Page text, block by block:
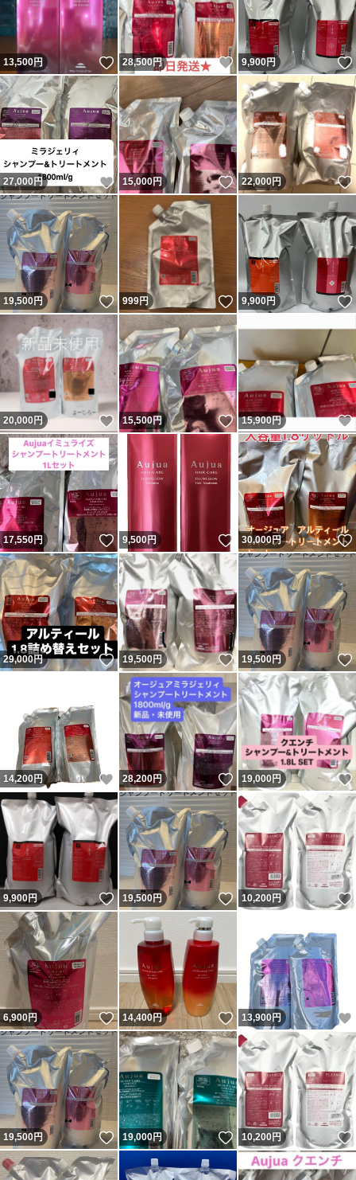
13,500円 いいね！
28,500円 いいね！
9,900円
27,000 円 いいね！
15,000円 いいね！
22,000円
19,500円 いいね！
999円 いいね！
9,900円
20,000円 いいね！
15,500円 いいね！
15,900円
17,550円 いいね！
9,500円 いいね！
30,000円
29,000円 いいね！
19,500円 いいね！
19,500円
14,200円 いいね！
28,200円 いいね！
19,000円
9,900円 いいね！
19,500円 いいね！
10,200円
6,900円 いいね！
14,400円 いいね！
13,900円
19,500円 いいね！
19,000円 いいね！
10,200円